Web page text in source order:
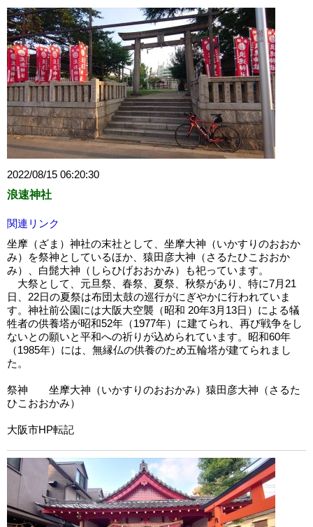
2022/08/15 06:20:30
浪速神社
関連リンク
坐摩（ざま）神社の末社として、坐摩大神（いかすりのおおか
み）を祭神としているほか、猿田彦大神（さるたひこおおか
み）、白髭大神（しらひげおおかみ）も祀っています。
大祭として、元旦祭、春祭、夏祭、秋祭があり、特に7月21
日、22日の夏祭は布団太鼓の巡行がにぎやかに行われていま
す。神社前公園には大阪大空襲（昭和 20年3月13日）による犠
牲者の供養塔が昭和52年（1977年）に建てられ、再び戦争をし
ないとの願いと平和への祈りが込められています。昭和60年
（1985年）には、無縁仏の供養のため五輪塔が建てられまし
た。
祭神 坐摩大神（いかすりのおおかみ）猿田彦大神（さるた
ひこおおかみ）
大阪市HP転記